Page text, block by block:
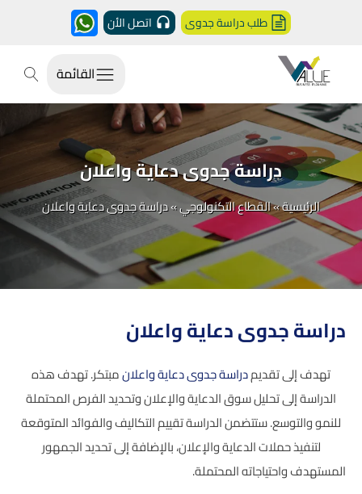
طلب دراسة جدوى اتصل الأن
القائمة
دراسة جدوى دعاية واعلان
الرئيسية»القطاع التكنولوجي»دراسة جدوى دعاية واعلان
دراسة جدوى دعاية واعلان
تهدف إلى تقديمدراسة جدوى دعاية واعلانمبتكر. تهدف هذه
الدراسة إلى تحليل سوق الدعاية والإعلان وتحديد الفرص المحتملة
للنمو والتوسع. ستتضمن الدراسة تقييم التكاليف والفوائد المتوقعة
لتنفيذ حملات الدعاية والإعلان، بالإضافة إلى تحديد الجمهور
المستهدف واحتياجاته المحتملة.